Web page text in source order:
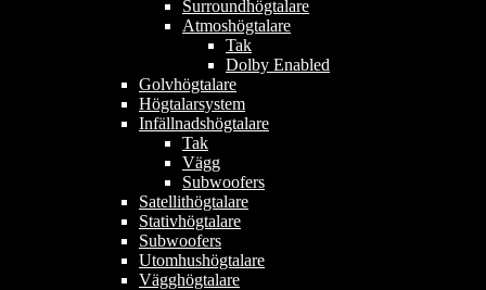
Surroundhögtalare
Atmoshögtalare
Tak
Dolby Enabled
Golvhögtalare
Högtalarsystem
Infällnadshögtalare
Tak
Vägg
Subwoofers
Satellithögtalare
Stativhögtalare
Subwoofers
Utomhushögtalare
Vägghögtalare